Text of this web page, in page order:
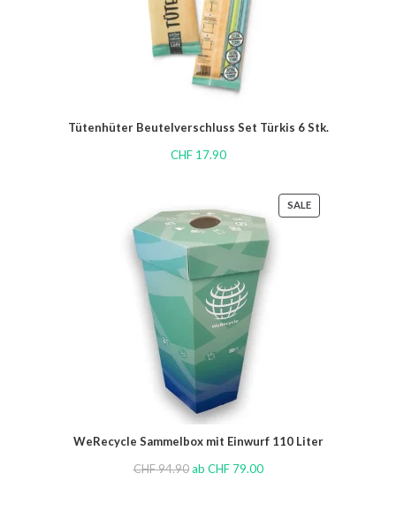
Tütenhüter Beutelverschluss Set Türkis 6 Stk.
CHF17.90
SALE
WeRecycle Sammelbox mit Einwurf 110 Liter
CHF94.90 ab CHF79.00